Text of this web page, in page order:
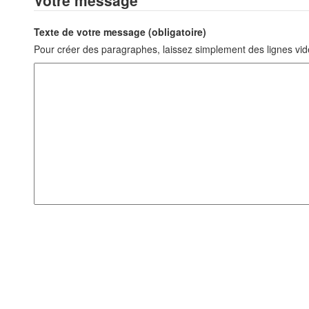
Texte de votre message (obligatoire)
Pour créer des paragraphes, laissez simplement des lignes